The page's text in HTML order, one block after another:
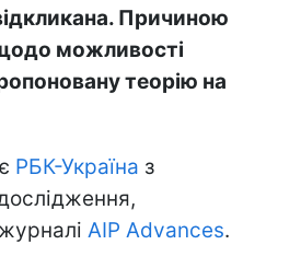
Причиною
можливості
теорію на
РБК-Україна з
AIP Advances.